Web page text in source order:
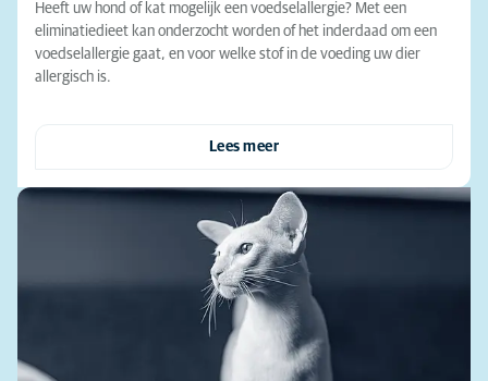
Heeft uw hond of kat mogelijk een voedselallergie? Met een
eliminatiedieet kan onderzocht worden of het inderdaad om een
voedselallergie gaat, en voor welke stof in de voeding uw dier
allergisch is.
Lees meer